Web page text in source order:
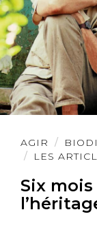
AGIR
LES
Six
Lire
l'article